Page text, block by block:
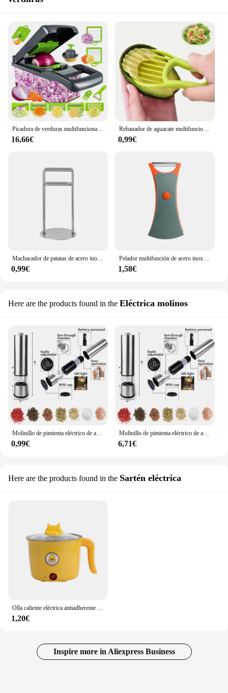
16,66€
Rebanador de aguacate multifuncional 3 en 1, accesorios de cocina para el hogar al aire libre, herramientas de Camping
0,99€
Machacador de patatas de acero inoxidable 304, herramienta de cocina, machacador de fruta de patata dulce roja, triturado
0,99€
Pelador multifunción de acero inoxidable 2 en 1, herramienta de cocina para el hogar, picadora de patatas y frutas, pelador de doble uso
1,58€
Here are the products found in the Eléctrica molinos
Molinillo de pimienta eléctrico de acero inoxidable, molinillo de especias, sal marina, cocina, barbacoa al aire libre, condimentos, herramientas de cocina de ajuste
0,99€
Molinillo de pimienta eléctrico de acero inoxidable, molinillo de especias, sal marina, cocina, barbacoa al aire libre, condimentos, herramientas de cocina de ajuste
6,71€
Here are the products found in the Sartén eléctrica
Olla caliente eléctrica antiadherente de pato amarillo, 1,8 l, Cocina Para 1-2 personas, dormitorio de estudiantes, olla caliente eléctrica para el hogar
1,20€
Inspire more in Aliexpress Business